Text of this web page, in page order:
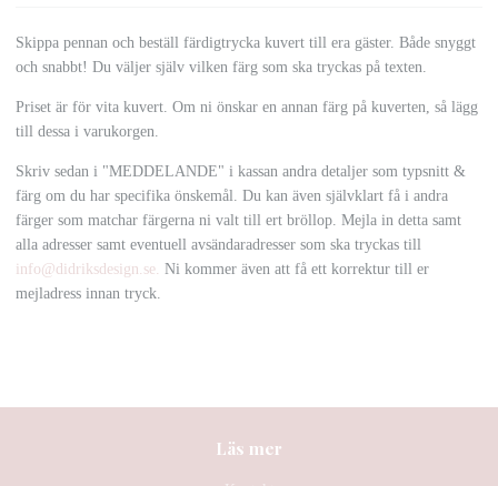
Skippa pennan och beställ färdigtrycka kuvert till era gäster. Både snyggt
och snabbt! Du väljer själv vilken färg som ska tryckas på texten.
Priset är för vita kuvert. Om ni önskar en annan färg på kuverten, så lägg
till dessa i varukorgen.
Skriv sedan i "MEDDELANDE" i kassan andra detaljer som typsnitt &
färg om du har specifika önskemål. Du kan även självklart få i andra
färger som matchar färgerna ni valt till ert bröllop. Mejla in detta samt
alla adresser samt eventuell avsändaradresser som ska tryckas till
info@didriksdesign.se. Ni kommer även att få ett korrektur till er
mejladress innan tryck.
Läs mer